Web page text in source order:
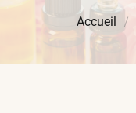
Accueil